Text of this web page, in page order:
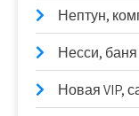
Нептун,
Несси, баня
Новая VIP,